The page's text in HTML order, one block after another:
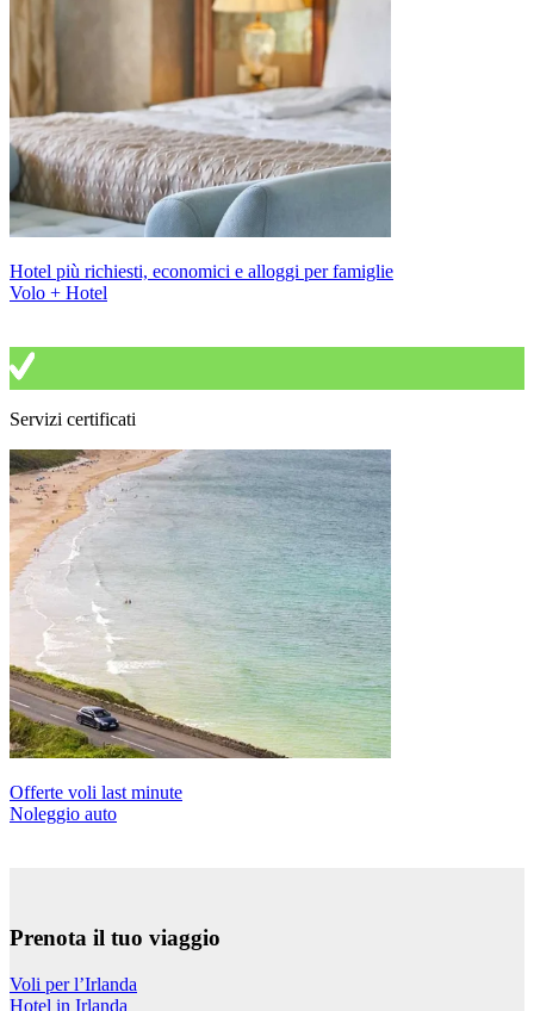
Hotel più richiesti, economici e alloggi per famiglie
Volo + Hotel
Servizi certificati
Offerte voli last minute
Noleggio auto
Prenota il tuo viaggio
Voli per l’Irlanda
Hotel in Irlanda